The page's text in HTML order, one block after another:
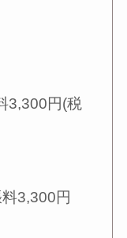
3,300円(税
3,300円